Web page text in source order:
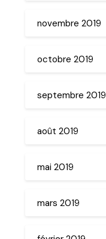
novembre 2019
octobre 2019
septembre 2019
août 2019
mai 2019
mars 2019